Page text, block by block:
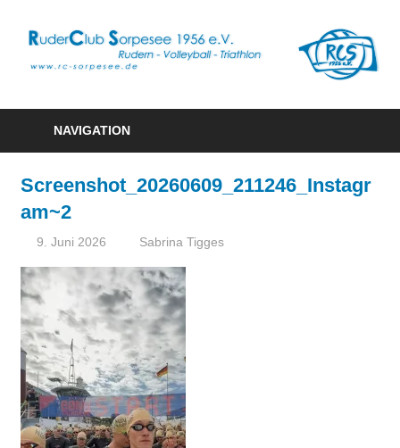
Triathlon
NAVIGATION
Screenshot_20260609_211246_Instagr
am~2
9. Juni 2026 Sabrina Tigges